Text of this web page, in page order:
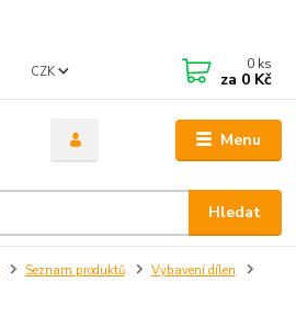
Menu
CZK
Hledat
0 ks
za 0 Kč
Seznam produktů
Vybavení dílen